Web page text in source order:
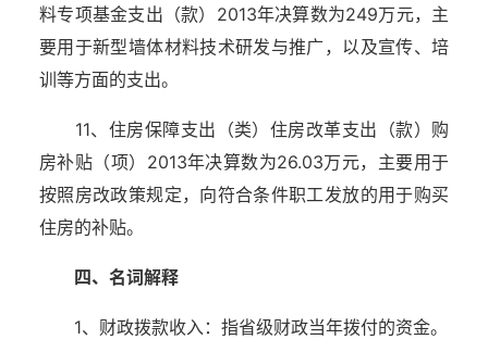
料专项基金支出（款）2013年决算数为249万元，主
要用于新型墙体材料技术研发与推广，以及宣传、培
训等方面的支出。
11、住房保障支出（类）住房改革支出（款）购
房补贴（项）2013年决算数为26.03万元，主要用于
按照房改政策规定，向符合条件职工发放的用于购买
住房的补贴。
四、名词解释
1、财政拨款收入：指省级财政当年拨付的资金。